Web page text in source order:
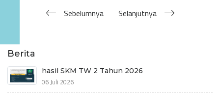
Sebelumnya Selanjutnya
Berita
hasil SKM TW 2 Tahun 2026
06 Juli 2026